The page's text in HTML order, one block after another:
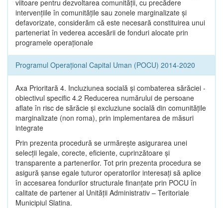
viitoare pentru dezvoltarea comunității, cu precădere
intervențiile în comunitățile sau zonele marginalizate și
defavorizate, considerăm că este necesară constituirea unui
parteneriat în vederea accesării de fonduri alocate prin
programele operaționale
Programul Operațional Capital Uman (POCU) 2014-2020
Axa Prioritară 4. Incluziunea socială și combaterea sărăciei -
obiectivul specific 4.2 Reducerea numărului de persoane
aflate în risc de sărăcie și excluziune socială din comunitățile
marginalizate (non roma), prin implementarea de măsuri
integrate
Prin prezenta procedură se urmăreşte asigurarea unei
selecții legale, corecte, eficiente, cuprinzătoare şi
transparente a partenerilor. Tot prin prezenta procedura se
asigură şanse egale tuturor operatorilor interesaţi să aplice
în accesarea fondurilor structurale finanţate prin POCU în
calitate de partener al Unității Administrativ – Teritoriale
Municipiul Slatina.